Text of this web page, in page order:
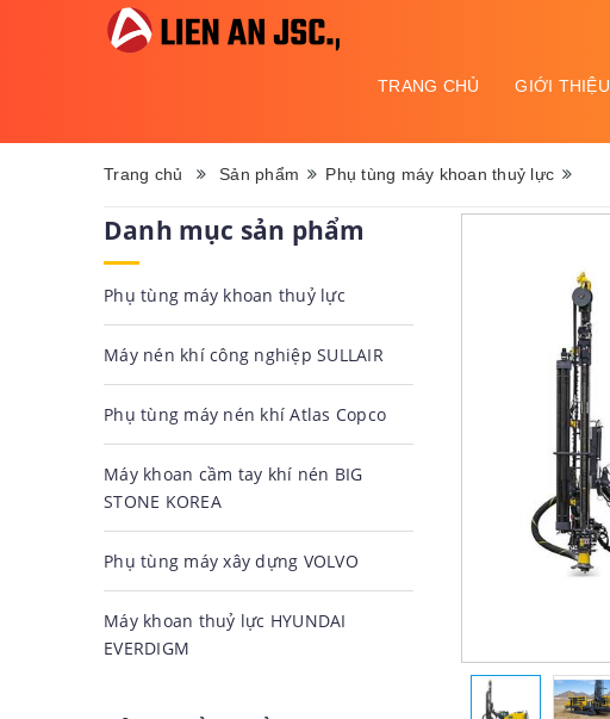
TRANG CHỦ GIỚI THIỆU
Trang chủ Sản phẩm Phụ tùng máy khoan thuỷ lực
Danh mục sản phẩm
Phụ tùng máy khoan thuỷ lực
Máy nén khí công nghiệp SULLAIR
Phụ tùng máy nén khí Atlas Copco
Máy khoan cầm tay khí nén BIG
STONE KOREA
Phụ tùng máy xây dựng VOLVO
Máy khoan thuỷ lực HYUNDAI
EVERDIGM